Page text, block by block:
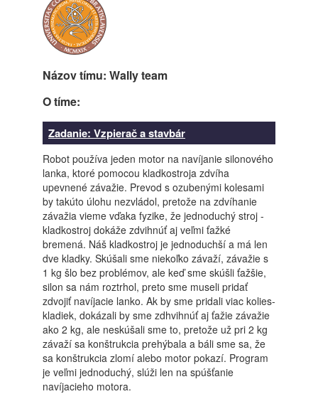
Názov tímu: Wally team
O tíme:
Zadanie: Vzpierač a stavbár
Robot používa jeden motor na navíjanie silonového
lanka, ktoré pomocou kladkostroja zdvíha
upevnené závažie. Prevod s ozubenými kolesami
by takúto úlohu nezvládol, pretože na zdvíhanie
závažia vieme vďaka fyzike, že jednoduchý stroj -
kladkostroj dokáže zdvihnúť aj veľmi ťažké
bremená. Náš kladkostroj je jednoduchší a má len
dve kladky. Skúšali sme niekoľko závaží, závažie s
1 kg šlo bez problémov, ale keď sme skúšli ťažšie,
silon sa nám roztrhol, preto sme museli pridať
zdvojiť navíjacie lanko. Ak by sme pridali viac kolies-
kladiek, dokázali by sme zdhvihnúť aj ťažie závažie
ako 2 kg, ale neskúšali sme to, pretože už pri 2 kg
závaží sa konštrukcia prehýbala a báli sme sa, že
sa konštrukcia zlomí alebo motor pokazí. Program
je veľmi jednoduchý, slúži len na spúšťanie
navíjacieho motora.